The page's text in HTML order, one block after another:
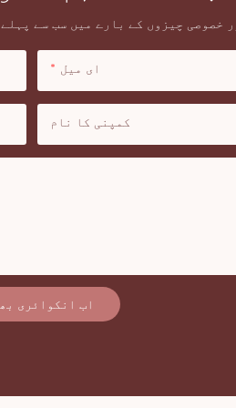
خصوصی چیزوں کے بارے میں سب سے
ای میل
کمپنی کا نام
اب انکوائری